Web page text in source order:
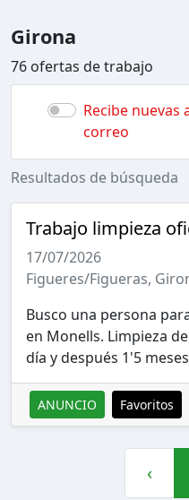
Girona
76 ofertas de trabajo
Recibe
correo
Resultados de búsqueda
Trabajo limpieza
17/07/2026
Figueres/Figueras,
Busco una persona
en Monells. Limpieza
día y después 1'5
ANUNCIO Favoritos
‹